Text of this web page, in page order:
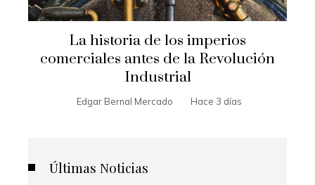
La historia de los imperios
comerciales antes de la Revolución
Industrial
Edgar Bernal Mercado Hace 3 días
Últimas Noticias